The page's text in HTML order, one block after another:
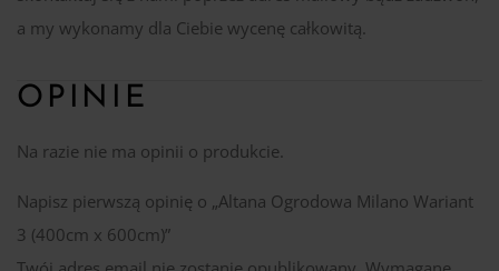
a my wykonamy dla Ciebie wycenę całkowitą.
OPINIE
Na razie nie ma opinii o produkcie.
Napisz pierwszą opinię o „Altana Ogrodowa Milano Wariant
3 (400cm x 600cm)”